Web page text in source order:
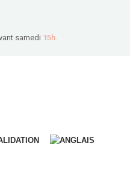
samedi 15h.